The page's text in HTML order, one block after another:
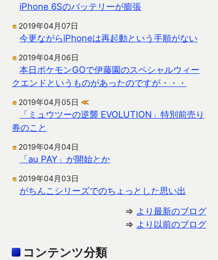
iPhone 6Sのバッテリーが膨張
2019年04月07日
今更ながらiPhoneは再起動という手順がない
2019年04月06日
本日ポケモンGOで伊藤園のスペシャルウィー
クエンドというものがあったのですが・・・
2019年04月05日 ≪
「ミュウツーの逆襲 EVOLUTION」特別前売り
券のこと
2019年04月04日
「au PAY」が開始とか
2019年04月03日
がちんこシリーズでのちょっとした思い出
⇒ より最新のブログ
⇒ より以前のブログ
コンテンツ分類